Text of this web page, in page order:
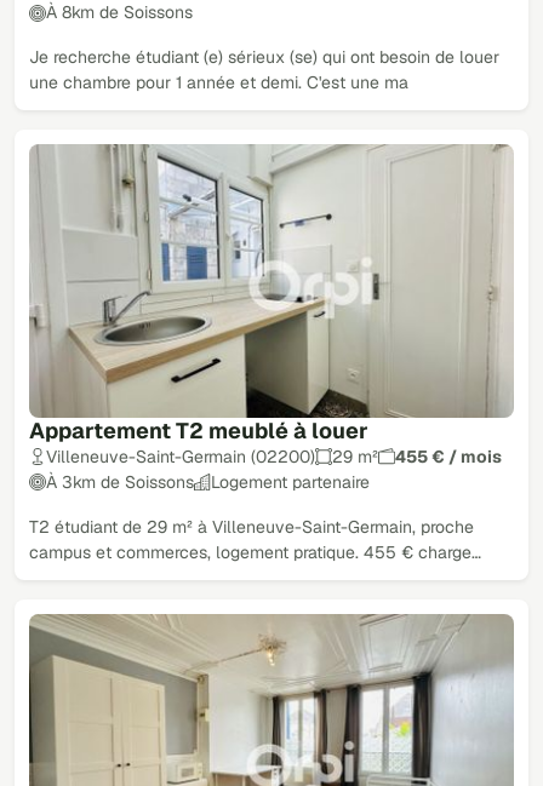
À 8km de Soissons
Je recherche étudiant (e) sérieux (se) qui ont besoin de louer
une chambre pour 1 année et demi. C'est une ma
Appartement T2 meublé à louer
Villeneuve-Saint-Germain (02200) 29 m²
455 € / mois
À 3km de Soissons
Logement partenaire
T2 étudiant de 29 m² à Villeneuve-Saint-Germain, proche
campus et commerces, logement pratique. 455 € charge…